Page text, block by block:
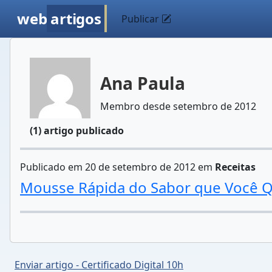
web artigos Publicar
Ana Paula
Membro desde setembro de 2012
(1) artigo publicado
Publicado em 20 de setembro de 2012 em Receitas
Mousse Rápida do Sabor que Você
Enviar artigo - Certificado Digital 10h